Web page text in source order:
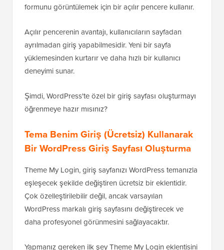
formunu görüntülemek için bir açılır pencere kullanır.
Açılır pencerenin avantajı, kullanıcıların sayfadan
ayrılmadan giriş yapabilmesidir. Yeni bir sayfa
yüklemesinden kurtarır ve daha hızlı bir kullanıcı
deneyimi sunar.
Şimdi, WordPress'te özel bir giriş sayfası oluşturmayı
öğrenmeye hazır mısınız?
Tema Benim Giriş (Ücretsiz) Kullanarak
Bir WordPress Giriş Sayfası Oluşturma
Theme My Login, giriş sayfanızı WordPress temanızla
eşleşecek şekilde değiştiren ücretsiz bir eklentidir.
Çok özelleştirilebilir değil, ancak varsayılan
WordPress markalı giriş sayfasını değiştirecek ve
daha profesyonel görünmesini sağlayacaktır.
Yapmanız gereken ilk şey Theme My Login eklentisini